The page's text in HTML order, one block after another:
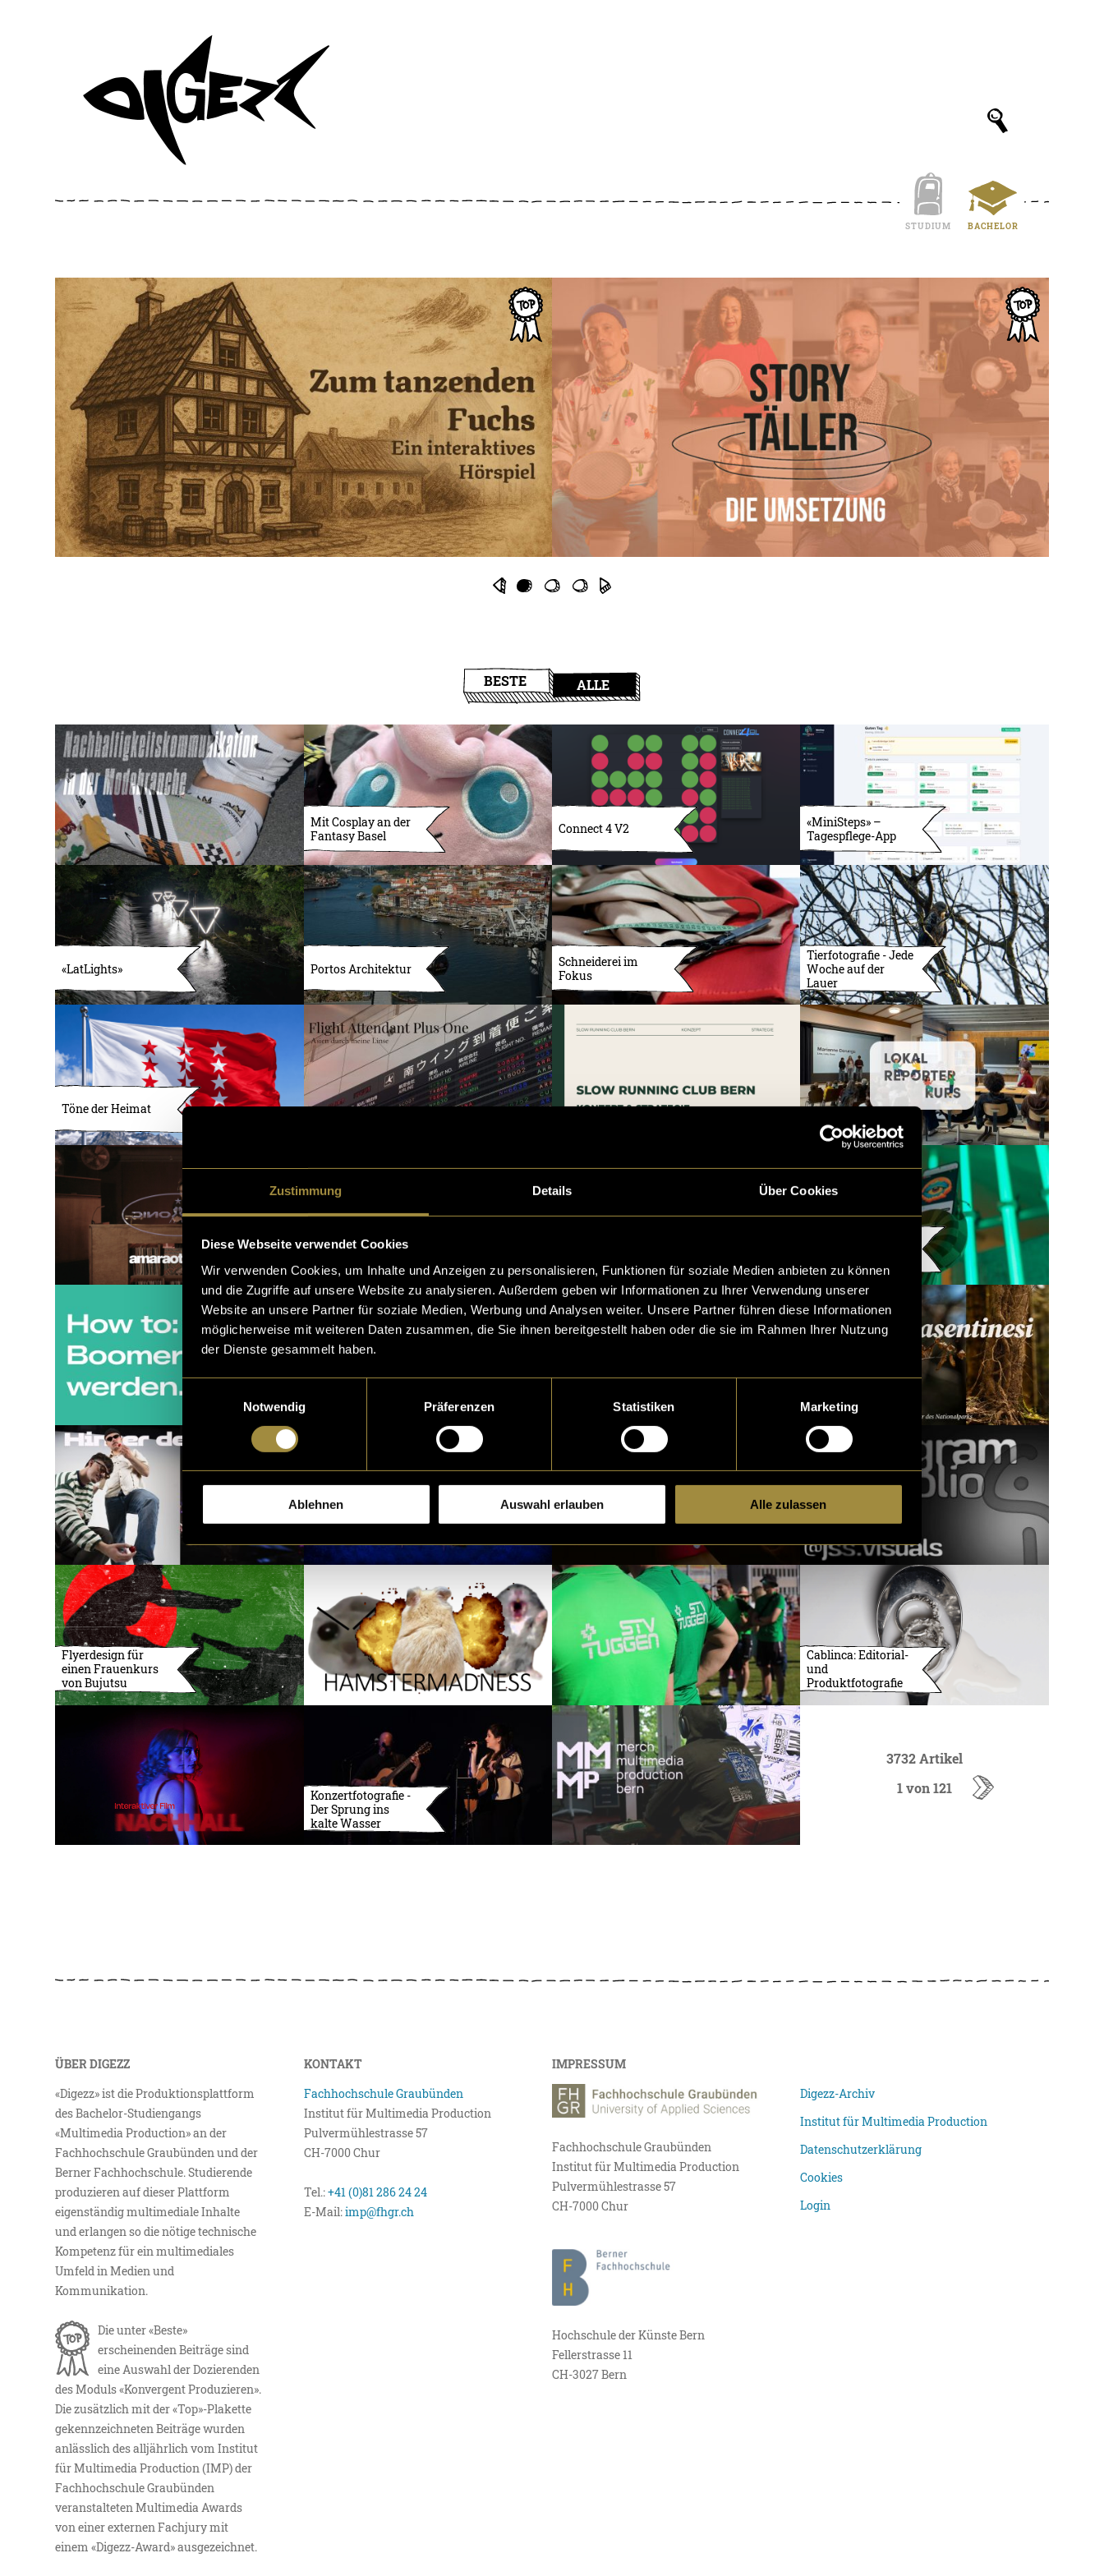
Zustimmung Details Über Cookies
Diese Webseite verwendet Cookies
Wir verwenden Cookies, um Inhalte und Anzeigen zu personalisieren, Funktionen für soziale Medien anbieten zu können
und die Zugriffe auf unsere Website zu analysieren. Außerdem geben wir Informationen zu Ihrer Verwendung unserer
Website an unsere Partner für soziale Medien, Werbung und Analysen weiter. Unsere Partner führen diese Informationen
möglicherweise mit weiteren Daten zusammen, die Sie ihnen bereitgestellt haben oder die sie im Rahmen Ihrer Nutzung
der Dienste gesammelt haben.
Notwendig
Präferenzen Statistiken Marketing
Ablehnen Auswahl erlauben Alle zulassen
STUDIUM BACHELOR
BESTE ALLE
Mit Cosplay an der
Fantasy Basel
Connect 4 V2
«MiniSteps» –
Tagespflege-App
«LatLights» Portos Architektur
Schneiderei im
Fokus
Tierfotografie - Jede
Woche auf der
Lauer
Töne der Heimat
Flyerdesign für
einen Frauenkurs
von Bujutsu
Cablinca: Editorial-
und
Produktfotografie
Konzertfotografie -
Der Sprung ins
kalte Wasser
3732 Artikel
1 von 121
ÜBER DIGEZZ
«Digezz» ist die Produktionsplattform
des Bachelor-Studiengangs
«Multimedia Production» an der
Fachhochschule Graubünden und der
Berner Fachhochschule. Studierende
produzieren auf dieser Plattform
eigenständig multimediale Inhalte
und erlangen so die nötige technische
Kompetenz für ein multimediales
Umfeld in Medien und
Kommunikation.
Die unter «Beste»
erscheinenden Beiträge sind
eine Auswahl der Dozierenden
des Moduls «Konvergent Produzieren».
Die zusätzlich mit der «Top»-Plakette
gekennzeichneten Beiträge wurden
anlässlich des alljährlich vom Institut
für Multimedia Production (IMP) der
Fachhochschule Graubünden
veranstalteten Multimedia Awards
von einer externen Fachjury mit
einem «Digezz-Award» ausgezeichnet.
KONTAKT
Fachhochschule Graubünden
Institut für Multimedia Production
Pulvermühlestrasse 57
CH-7000 Chur
Tel.:+41 (0)81 286 24 24
E-Mail:imp@fhgr.ch
IMPRESSUM
Fachhochschule Graubünden
Institut für Multimedia Production
Pulvermühlestrasse 57
CH-7000 Chur
Hochschule der Künste Bern
Fellerstrasse 11
CH-3027 Bern
Digezz-Archiv
Institut für Multimedia Production
Datenschutzerklärung
Cookies
Login